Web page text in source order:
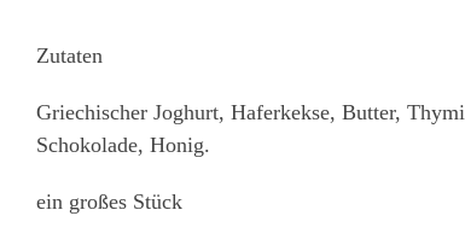
Zutaten
Griechischer Joghurt, Haferkekse, Butter,
Schokolade, Honig.
ein großes Stück